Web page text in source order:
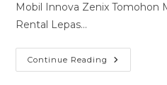
Mobil Innova Zenix Tomohon
Rental Lepas…
Continue Reading Sewa
Mobil